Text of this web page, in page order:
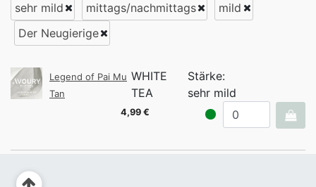
sehr mild mittags/nachmittags
mild
Der Neugierige
Legend of Pai Mu
Tan
WHITE
TEA
Stärke:
sehr mild
4,99 €